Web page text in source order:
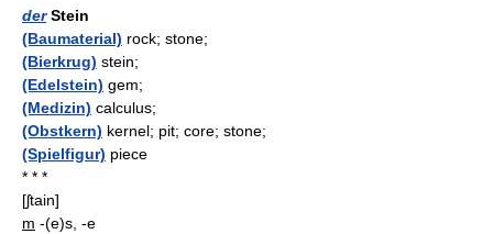
derStein
(Baumaterial) rock; stone;
(Bierkrug) stein;
(Edelstein) gem;
(Medizin) calculus;
(Obstkern) kernel; pit; core; stone;
(Spielfigur) piece
* * *
[ʃtain]
m -(e)s, -e